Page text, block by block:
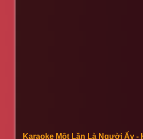
Karaoke Một Lần Là Người Ấy -